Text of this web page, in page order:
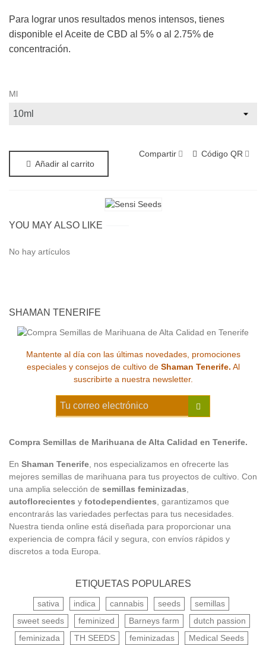
Para lograr unos resultados menos intensos, tienes
disponible el Aceite de CBD al 5% o al 2.75% de
concentración.
Ml
Añadir al carrito
Compartir Código QR
YOU MAY ALSO LIKE
No hay artículos
SHAMAN TENERIFE
Mantente al día con las últimas novedades, promociones
especiales y consejos de cultivo de Shaman Tenerife. Al
suscribirte a nuestra newsletter.
Compra Semillas de Marihuana de Alta Calidad en Tenerife.
En Shaman Tenerife , nos especializamos en ofrecerte las
mejores semillas de marihuana para tus proyectos de cultivo. Con
una amplia selección de semillas feminizadas
autoflorecientes y fotodependientes , garantizamos que
encontrarás las variedades perfectas para tus necesidades.
Nuestra tienda online está diseñada para proporcionar una
experiencia de compra fácil y segura, con envíos rápidos y
discretos a toda Europa.
ETIQUETAS POPULARES
sativa indica cannabis seeds
semillas
sweet seeds
feminized Barneys farm
dutch passion
feminizada
TH SEEDS feminizadas Medical Seeds